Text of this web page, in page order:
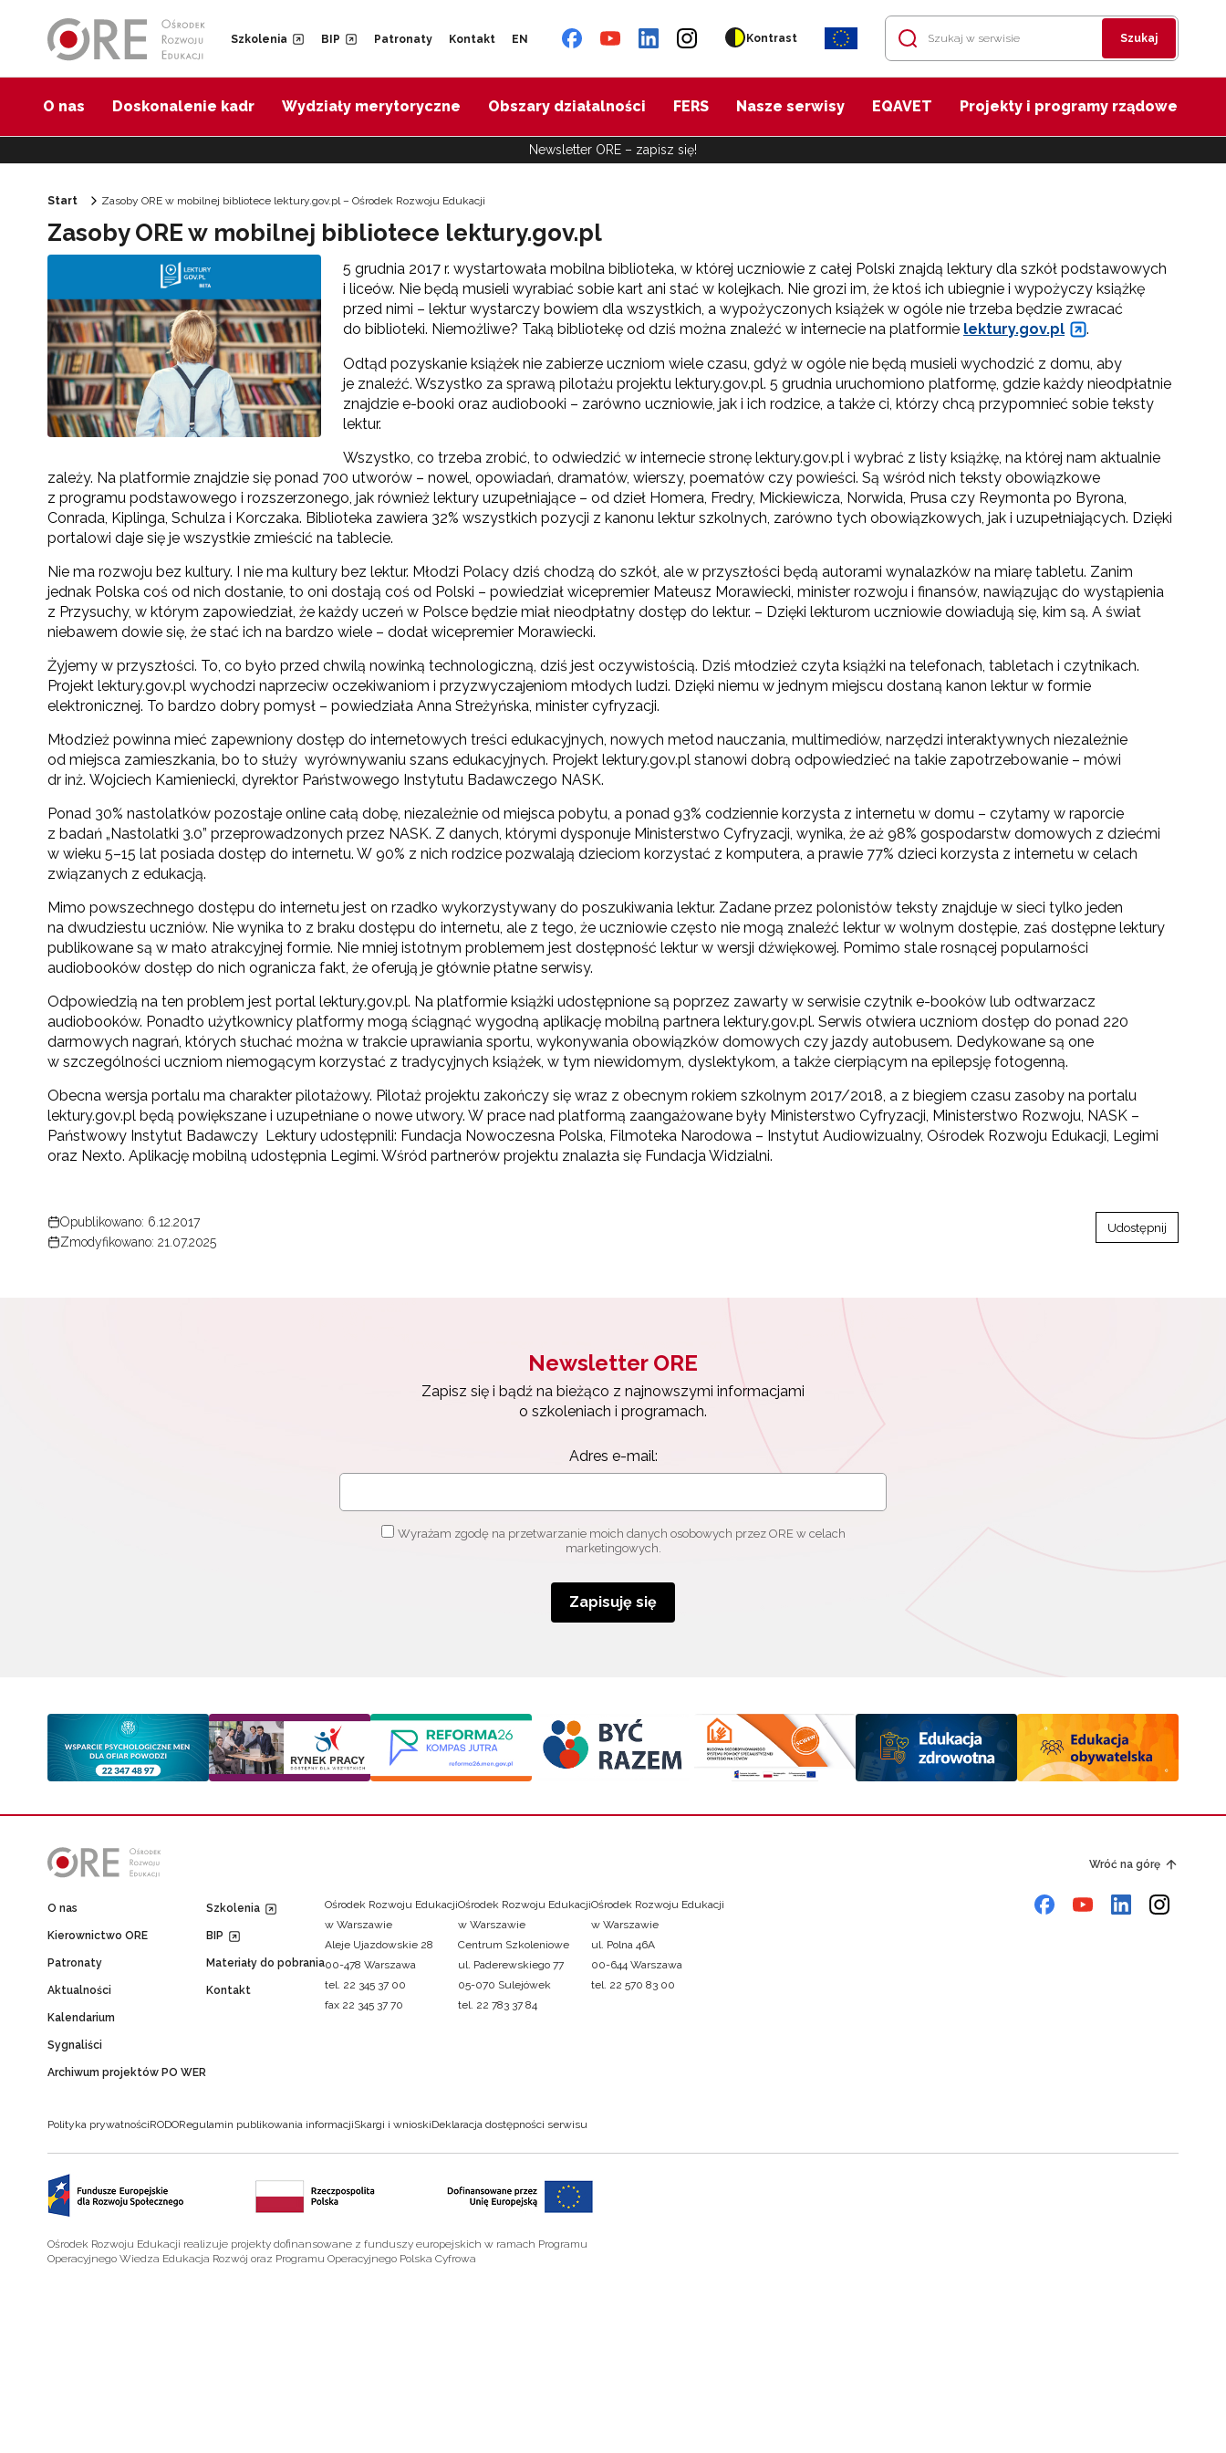
Szkolenia BIP Patronaty Kontakt EN Kontrast Szukaj
O nas Doskonalenie kadr Wydziały merytoryczne Obszary działalności FERS Nasze serwisy EQAVET Projekty i programy rządowe
Newsletter ORE – zapisz się!
Start Zasoby ORE w mobilnej bibliotece lektury.gov.pl – Ośrodek Rozwoju Edukacji
Zasoby ORE w mobilnej bibliotece lektury.gov.pl
5 grudnia 2017 r. wystartowała mobilna biblioteka, w której uczniowie z całej Polski znajdą lektury dla szkół podstawowych
i liceów. Nie będą musieli wyrabiać sobie kart ani stać w kolejkach. Nie grozi im, że ktoś ich ubiegnie i wypożyczy książkę
przed nimi – lektur wystarczy bowiem dla wszystkich, a wypożyczonych książek w ogóle nie trzeba będzie zwracać
do biblioteki. Niemożliwe? Taką bibliotekę od dziś można znaleźć w internecie na platformie lektury.gov.pl
.
Odtąd pozyskanie książek nie zabierze uczniom wiele czasu, gdyż w ogóle nie będą musieli wychodzić z domu, aby
je znaleźć. Wszystko za sprawą pilotażu projektu lektury.gov.pl. 5 grudnia uruchomiono platformę, gdzie każdy nieodpłatnie
znajdzie e-booki oraz audiobooki – zarówno uczniowie, jak i ich rodzice, a także ci, którzy chcą przypomnieć sobie teksty
lektur.
Wszystko, co trzeba zrobić, to odwiedzić w internecie stronę lektury.gov.pl i wybrać z listy książkę, na której nam aktualnie
zależy. Na platformie znajdzie się ponad 700 utworów – nowel, opowiadań, dramatów, wierszy, poematów czy powieści. Są wśród nich teksty obowiązkowe
z programu podstawowego i rozszerzonego, jak również lektury uzupełniające – od dzieł Homera, Fredry, Mickiewicza, Norwida, Prusa czy Reymonta po Byrona,
Conrada, Kiplinga, Schulza i Korczaka. Biblioteka zawiera 32% wszystkich pozycji z kanonu lektur szkolnych, zarówno tych obowiązkowych, jak i uzupełniających. Dzięki
portalowi daje się je wszystkie zmieścić na tablecie.
Nie ma rozwoju bez kultury. I nie ma kultury bez lektur. Młodzi Polacy dziś chodzą do szkół, ale w przyszłości będą autorami wynalazków na miarę tabletu. Zanim
jednak Polska coś od nich dostanie, to oni dostają coś od Polski – powiedział wicepremier Mateusz Morawiecki, minister rozwoju i finansów, nawiązując do wystąpienia
z Przysuchy, w którym zapowiedział, że każdy uczeń w Polsce będzie miał nieodpłatny dostęp do lektur. – Dzięki lekturom uczniowie dowiadują się, kim są. A świat
niebawem dowie się, że stać ich na bardzo wiele – dodał wicepremier Morawiecki.
Żyjemy w przyszłości. To, co było przed chwilą nowinką technologiczną, dziś jest oczywistością. Dziś młodzież czyta książki na telefonach, tabletach i czytnikach.
Projekt lektury.gov.pl wychodzi naprzeciw oczekiwaniom i przyzwyczajeniom młodych ludzi. Dzięki niemu w jednym miejscu dostaną kanon lektur w formie
elektronicznej. To bardzo dobry pomysł – powiedziała Anna Streżyńska, minister cyfryzacji.
Młodzież powinna mieć zapewniony dostęp do internetowych treści edukacyjnych, nowych metod nauczania, multimediów, narzędzi interaktywnych niezależnie
od miejsca zamieszkania, bo to służy wyrównywaniu szans edukacyjnych. Projekt lektury.gov.pl stanowi dobrą odpowiedzieć na takie zapotrzebowanie – mówi
dr inż. Wojciech Kamieniecki, dyrektor Państwowego Instytutu Badawczego NASK.
Ponad 30% nastolatków pozostaje online całą dobę, niezależnie od miejsca pobytu, a ponad 93% codziennie korzysta z internetu w domu – czytamy w raporcie
z badań „Nastolatki 3.0” przeprowadzonych przez NASK. Z danych, którymi dysponuje Ministerstwo Cyfryzacji, wynika, że aż 98% gospodarstw domowych z dziećmi
w wieku 5–15 lat posiada dostęp do internetu. W 90% z nich rodzice pozwalają dzieciom korzystać z komputera, a prawie 77% dzieci korzysta z internetu w celach
związanych z edukacją.
Mimo powszechnego dostępu do internetu jest on rzadko wykorzystywany do poszukiwania lektur. Zadane przez polonistów teksty znajduje w sieci tylko jeden
na dwudziestu uczniów. Nie wynika to z braku dostępu do internetu, ale z tego, że uczniowie często nie mogą znaleźć lektur w wolnym dostępie, zaś dostępne lektury
publikowane są w mało atrakcyjnej formie. Nie mniej istotnym problemem jest dostępność lektur w wersji dźwiękowej. Pomimo stale rosnącej popularności
audiobooków dostęp do nich ogranicza fakt, że oferują je głównie płatne serwisy.
Odpowiedzią na ten problem jest portal lektury.gov.pl. Na platformie książki udostępnione są poprzez zawarty w serwisie czytnik e-booków lub odtwarzacz
audiobooków. Ponadto użytkownicy platformy mogą ściągnąć wygodną aplikację mobilną partnera lektury.gov.pl. Serwis otwiera uczniom dostęp do ponad 220
darmowych nagrań, których słuchać można w trakcie uprawiania sportu, wykonywania obowiązków domowych czy jazdy autobusem. Dedykowane są one
w szczególności uczniom niemogącym korzystać z tradycyjnych książek, w tym niewidomym, dyslektykom, a także cierpiącym na epilepsję fotogenną.
Obecna wersja portalu ma charakter pilotażowy. Pilotaż projektu zakończy się wraz z obecnym rokiem szkolnym 2017/2018, a z biegiem czasu zasoby na portalu
lektury.gov.pl będą powiększane i uzupełniane o nowe utwory. W prace nad platformą zaangażowane były Ministerstwo Cyfryzacji, Ministerstwo Rozwoju, NASK –
Państwowy Instytut Badawczy Lektury udostępnili: Fundacja Nowoczesna Polska, Filmoteka Narodowa – Instytut Audiowizualny, Ośrodek Rozwoju Edukacji, Legimi
oraz Nexto. Aplikację mobilną udostępnia Legimi. Wśród partnerów projektu znalazła się Fundacja Widzialni.
Opublikowano: 6.12.2017
Zmodyfikowano: 21.07.2025
Udostępnij
Newsletter ORE
Zapisz się i bądź na bieżąco z najnowszymi informacjami
o szkoleniach i programach.
Adres e-mail:
Wyrażam zgodę na przetwarzanie moich danych osobowych przez ORE w celach
marketingowych.
Zapisuję się
Wróć na górę
O nas
Kierownictwo ORE
Patronaty
Aktualności
Kalendarium
Sygnaliści
Archiwum projektów PO WER
Szkolenia
BIP
Materiały do pobrania
Kontakt
Ośrodek Rozwoju Edukacji
w Warszawie
Aleje Ujazdowskie 28
00-478 Warszawa
tel. 22 345 37 00
fax 22 345 37 70
Ośrodek Rozwoju Edukacji
w Warszawie
Centrum Szkoleniowe
ul. Paderewskiego 77
05-070 Sulejówek
tel. 22 783 37 84
Ośrodek Rozwoju Edukacji
w Warszawie
ul. Polna 46A
00-644 Warszawa
tel. 22 570 83 00
Polityka prywatnościRODORegulamin publikowania informacjiSkargi i wnioskiDeklaracja dostępności serwisu
Ośrodek Rozwoju Edukacji realizuje projekty dofinansowane z funduszy europejskich w ramach Programu
Operacyjnego Wiedza Edukacja Rozwój oraz Programu Operacyjnego Polska Cyfrowa
Newsletter ORE
o szkoleniach i programach.
Adres e-mail: